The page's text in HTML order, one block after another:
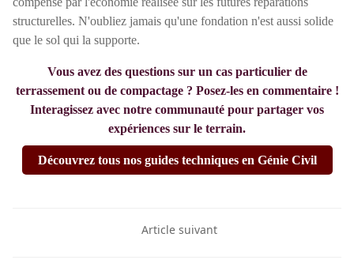
structurelles. N'oubliez jamais qu'une fondation n'est aussi solide
que le sol qui la supporte.
Vous avez des questions sur un cas particulier de
terrassement ou de compactage ? Posez-les en commentaire !
Interagissez avec notre communauté pour partager vos
expériences sur le terrain.
Découvrez tous nos guides techniques en Génie Civil
Article suivant